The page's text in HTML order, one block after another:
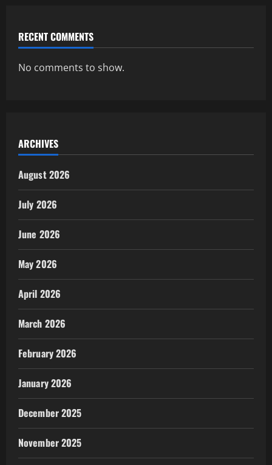
RECENT COMMENTS
No comments to show.
ARCHIVES
August 2026
July 2026
June 2026
May 2026
April 2026
March 2026
February 2026
January 2026
December 2025
November 2025